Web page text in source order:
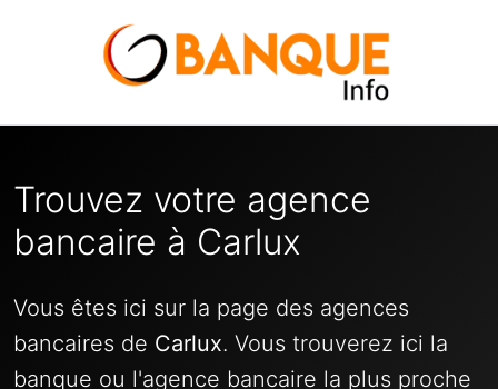
Trouvez votre agence
bancaire à Carlux
Vous êtes ici sur la page des agences
bancaires de Carlux. Vous trouverez ici la
banque ou l'agence bancaire la plus proche